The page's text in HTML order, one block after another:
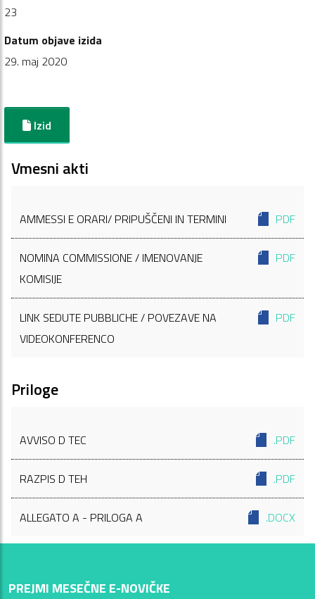
23
Datum objave izida
29. maj 2020
Izid
Vmesni akti
AMMESSI E ORARI/ PRIPUŠČENI IN TERMINI PDF
NOMINA COMMISSIONE / IMENOVANJE
KOMISIJE
PDF
LINK SEDUTE PUBBLICHE / POVEZAVE NA
VIDEOKONFERENCO
PDF
Priloge
AVVISO D TEC .PDF
RAZPIS D TEH .PDF
ALLEGATO A - PRILOGA A .DOCX
PREJMI MESEČNE E-NOVIČKE